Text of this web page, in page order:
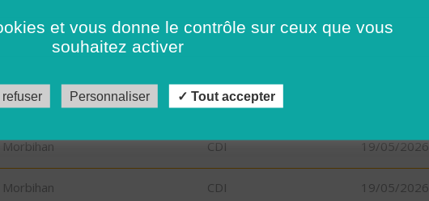
CDI
CDI 19/05/2026
CDI 19/05/2026
et vous donne le contrôle sur ceux que vous
souhaitez activer
refuser Personnaliser Tout accepter